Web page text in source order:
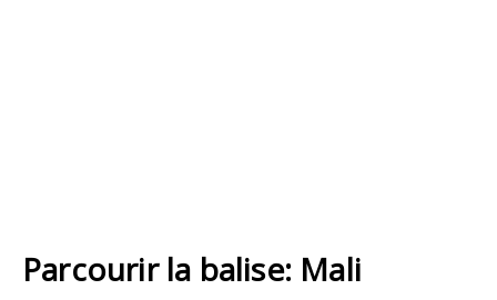
Parcourir la balise: Mali